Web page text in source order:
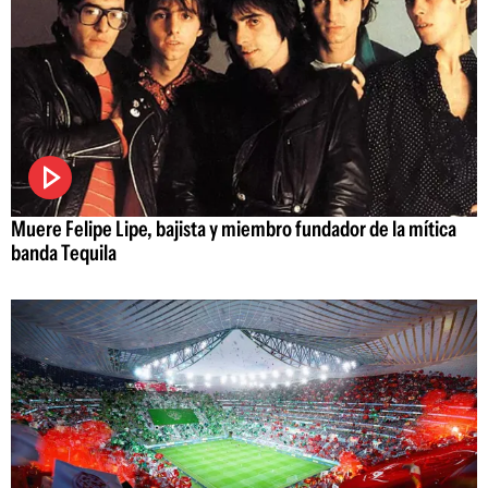
Muere Felipe Lipe, bajista y miembro fundador de la mítica
banda Tequila